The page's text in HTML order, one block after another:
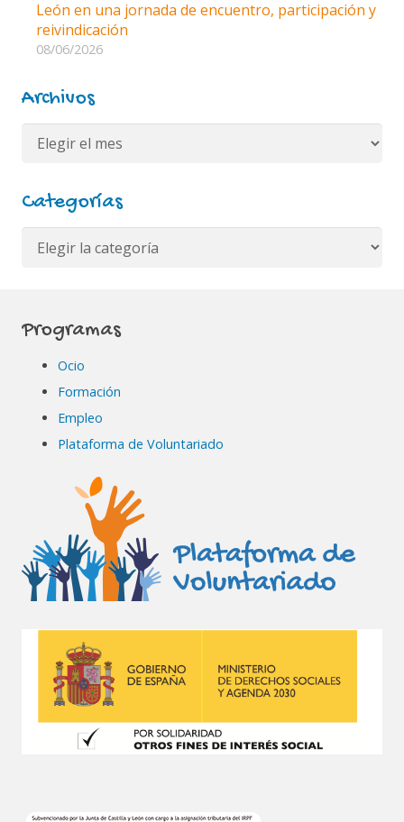
León en una jornada de encuentro, participación y
reivindicación
08/06/2026
Archivos
Archivos
Categorías
Categorías
Programas
Ocio
Formación
Empleo
Plataforma de Voluntariado